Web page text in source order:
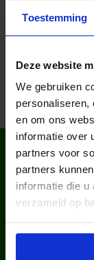
Toestemming
Deze website
We gebruiken
personaliseren,
en om ons
informatie over
partners voor
partners
informatie die u
verzameld op
Deel dit bericht op social
WIST